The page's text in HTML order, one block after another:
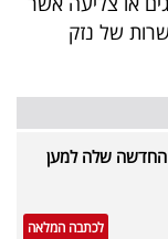
של נזק
החדשה שלה למען
לכתבה המלאה